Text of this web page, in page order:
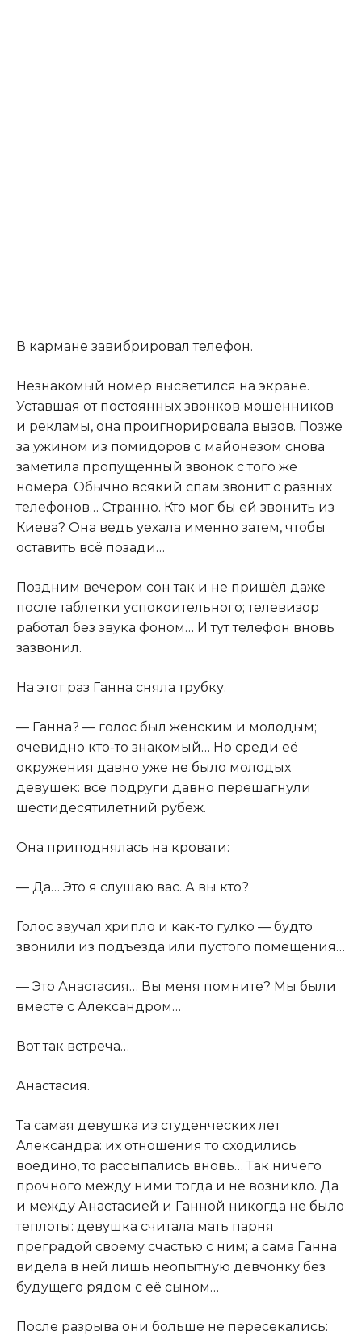
В кармане завибрировал телефон.
Незнакомый номер высветился на экране.
Уставшая от постоянных звонков мошенников
и рекламы, она проигнорировала вызов. Позже
за ужином из помидоров с майонезом снова
заметила пропущенный звонок с того же
номера. Обычно всякий спам звонит с разных
телефонов… Странно. Кто мог бы ей звонить из
Киева? Она ведь уехала именно затем, чтобы
оставить всё позади…
Поздним вечером сон так и не пришёл даже
после таблетки успокоительного; телевизор
работал без звука фоном… И тут телефон вновь
зазвонил.
На этот раз Ганна сняла трубку.
— Ганна? — голос был женским и молодым;
очевидно кто-то знакомый… Но среди её
окружения давно уже не было молодых
девушек: все подруги давно перешагнули
шестидесятилетний рубеж.
Она приподнялась на кровати:
— Да… Это я слушаю вас. А вы кто?
Голос звучал хрипло и как-то гулко — будто
звонили из подъезда или пустого помещения…
— Это Анастасия… Вы меня помните? Мы были
вместе с Александром…
Вот так встреча…
Анастасия.
Та самая девушка из студенческих лет
Александра: их отношения то сходились
воедино, то рассыпались вновь… Так ничего
прочного между ними тогда и не возникло. Да
и между Анастасией и Ганной никогда не было
теплоты: девушка считала мать парня
преградой своему счастью с ним; а сама Ганна
видела в ней лишь неопытную девчонку без
будущего рядом с её сыном…
После разрыва они больше не пересекались: